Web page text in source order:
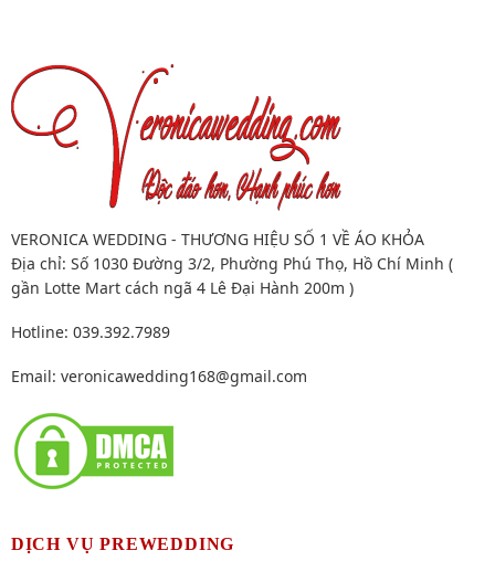
VERONICA WEDDING - THƯƠNG HIỆU SỐ 1 VỀ ÁO KHỎA
Địa chỉ: Số 1030 Đường 3/2, Phường Phú Thọ, Hồ Chí Minh (
gần Lotte Mart cách ngã 4 Lê Đại Hành 200m )
Hotline: 039.392.7989
Email: veronicawedding168@gmail.com
DỊCH VỤ PREWEDDING